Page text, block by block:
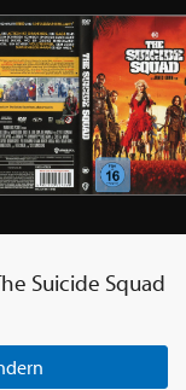
Suicide Squad